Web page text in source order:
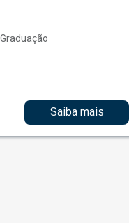
Graduação
Saiba mais